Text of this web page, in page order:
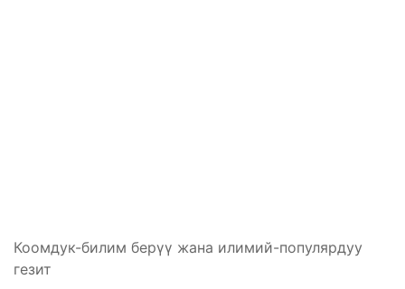
Коомдук-билим берүү жана илимий-популярдуу
гезит